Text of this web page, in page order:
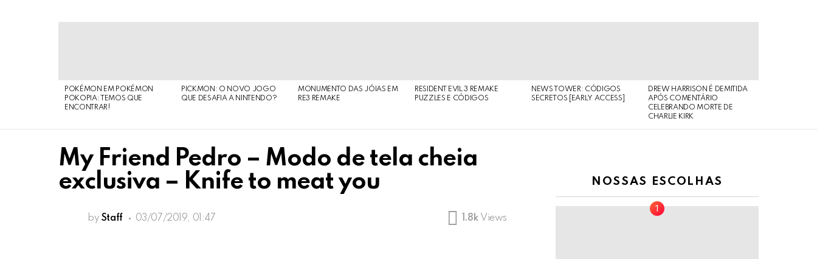
POKÉMON EM POKÉMON
POKOPIA: TEMOS QUE
ENCONTRAR!
PICKMON: O NOVO JOGO
QUE DESAFIA A NINTENDO?
MONUMENTO DAS JÓIAS EM
RE3 REMAKE
RESIDENT EVIL 3 REMAKE
PUZZLES E CÓDIGOS
NEWS TOWER: CÓDIGOS
SECRETOS [EARLY ACCESS]
DREW HARRISON É DEMITIDA
APÓS COMENTÁRIO
CELEBRANDO MORTE DE
CHARLIE KIRK
My Friend Pedro – Modo de tela cheia
exclusiva – Knife to meat you
by Staff 03/07/2019, 01:47 1.8k Views
NOSSAS ESCOLHAS